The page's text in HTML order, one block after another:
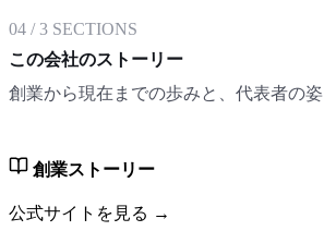
04 /3 SECTIONS
この会社のストーリー
創業から現在までの歩みと、代表者の姿
創業ストーリー
公式サイトを見る →